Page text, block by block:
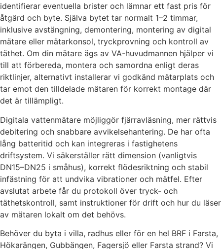
identifierar eventuella brister och lämnar ett fast pris för
åtgärd och byte. Själva bytet tar normalt 1–2 timmar,
inklusive avstängning, demontering, montering av digital
mätare eller mätarkonsol, tryckprovning och kontroll av
täthet. Om din mätare ägs av VA-huvudmannen hjälper vi
till att förbereda, montera och samordna enligt deras
riktlinjer, alternativt installerar vi godkänd mätarplats och
tar emot den tilldelade mätaren för korrekt montage där
det är tillämpligt.
Digitala vattenmätare möjliggör fjärravläsning, mer rättvis
debitering och snabbare avvikelsehantering. De har ofta
lång batteritid och kan integreras i fastighetens
driftsystem. Vi säkerställer rätt dimension (vanligtvis
DN15–DN25 i småhus), korrekt flödesriktning och stabil
infästning för att undvika vibrationer och mätfel. Efter
avslutat arbete får du protokoll över tryck- och
täthetskontroll, samt instruktioner för drift och hur du läser
av mätaren lokalt om det behövs.
Behöver du byta i villa, radhus eller för en hel BRF i Farsta,
Hökarängen, Gubbängen, Fagersjö eller Farsta strand? Vi